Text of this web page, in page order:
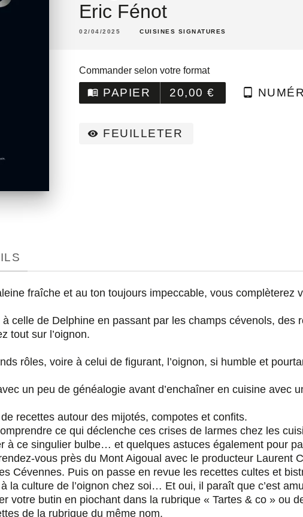
Eric Fénot
02/04/2025 CUISINES SIGNATURES
Commander selon votre format
menu_book PAPIER 20,00 € tablet_android
visibility FEUILLETER
fraîche et au ton toujours impeccable, vous
à celle de Delphine en passant par les champs cévenols, des
tout sur l’oignon.
rôles, voire à celui de figurant, l’oignon, si humble et
un peu de généalogie avant d’enchaîner en cuisine avec
recettes autour des mijotés, compotes et confits.
ce qui déclenche ces crises de larmes chez les
à ce singulier bulbe… et quelques astuces également pour
vous près du Mont Aigoual avec le producteur Laurent
Cévennes. Puis on passe en revue les recettes cultes et
la culture de l’oignon chez soi… Et oui, il paraît que c’est
votre butin en piochant dans la rubrique « Tartes & co » ou
de la rubrique du même nom.